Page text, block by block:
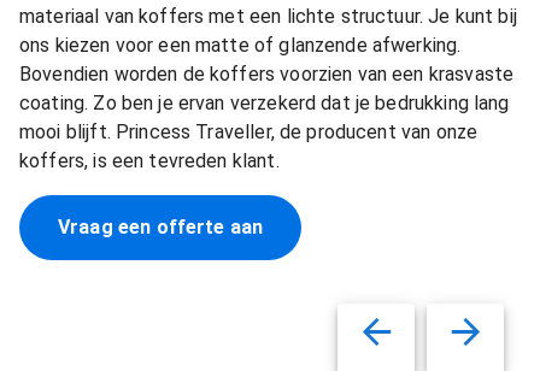
materiaal van koffers met een lichte structuur. Je kunt bij
ons kiezen voor een matte of glanzende afwerking.
Bovendien worden de koffers voorzien van een krasvaste
coating. Zo ben je ervan verzekerd dat je bedrukking lang
mooi blijft. Princess Traveller, de producent van onze
koffers, is een tevreden klant.
Vraag een offerte aan